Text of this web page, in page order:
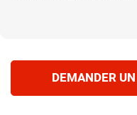
DEMANDER